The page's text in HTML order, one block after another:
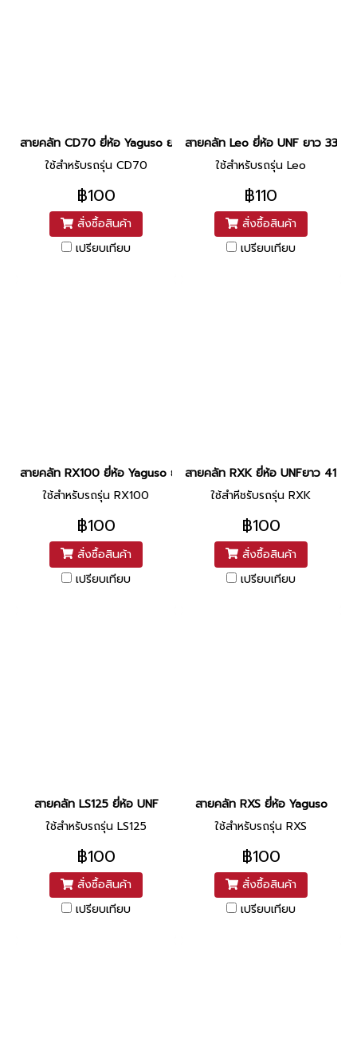
สายคลัท CD70 ยี่ห้อ Yaguso ยาว 35 นิ้ว
ใช้สำหรับรถรุ่น CD70
฿100
สั่งซื้อสินค้า
เปรียบเทียบ
สายคลัท Leo ยี่ห้อ UNF ยาว 33.5
ใช้สำหรับรถรุ่น Leo
฿110
สั่งซื้อสินค้า
เปรียบเทียบ
สายคลัท RX100 ยี่ห้อ Yaguso ยาว 41 นิ้ว
ใช้สำหรับรถรุ่น RX100
฿100
สั่งซื้อสินค้า
เปรียบเทียบ
สายคลัท RXK ยี่ห้อ UNFยาว 41 นิ้ว
ใช้สำหีชรับรถรุ่น RXK
฿100
สั่งซื้อสินค้า
เปรียบเทียบ
สายคลัท LS125 ยี่ห้อ UNF
ใช้สำหรับรถรุ่น LS125
฿100
สั่งซื้อสินค้า
เปรียบเทียบ
สายคลัท RXS ยี่ห้อ Yaguso
ใช้สำหรับรถรุ่น RXS
฿100
สั่งซื้อสินค้า
เปรียบเทียบ